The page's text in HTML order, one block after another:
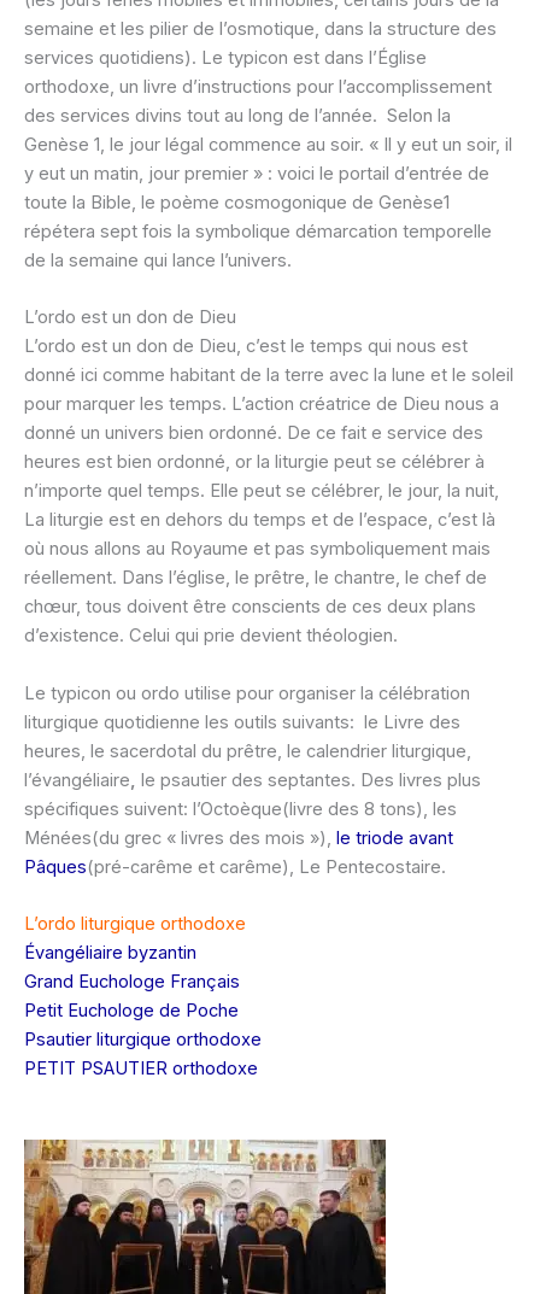
semaine et les pilier de l’osmotique, dans la structure des
services quotidiens). Le typicon est dans l’Église
orthodoxe, un livre d’instructions pour l’accomplissement
des services divins tout au long de l’année. Selon la
Genèse 1, le jour légal commence au soir. « Il y eut un soir, il
y eut un matin, jour premier » : voici le portail d’entrée de
toute la Bible, le poème cosmogonique de Genèse1
répétera sept fois la symbolique démarcation temporelle
de la semaine qui lance l’univers.
L’ordo est un don de Dieu
L’ordo est un don de Dieu, c’est le temps qui nous est
donné ici comme habitant de la terre avec la lune et le soleil
pour marquer les temps. L’action créatrice de Dieu nous a
donné un univers bien ordonné. De ce fait e service des
heures est bien ordonné, or la liturgie peut se célébrer à
n’importe quel temps. Elle peut se célébrer, le jour, la nuit,
La liturgie est en dehors du temps et de l’espace, c’est là
où nous allons au Royaume et pas symboliquement mais
réellement. Dans l’église, le prêtre, le chantre, le chef de
chœur, tous doivent être conscients de ces deux plans
d’existence. Celui qui prie devient théologien.
Le typicon ou ordo utilise pour organiser la célébration
liturgique quotidienne les outils suivants: le Livre des
heures, le sacerdotal du prêtre, le calendrier liturgique,
l’évangéliaire, le psautier des septantes. Des livres plus
spécifiques suivent: l’Octoèque(livre des 8 tons), les
Ménées(du grec « livres des mois »), le triode avant
Pâques(pré-carême et carême), Le Pentecostaire.
L’ordo liturgique orthodoxe
Évangéliaire byzantin
Grand Euchologe Français
Petit Euchologe de Poche
Psautier liturgique orthodoxe
PETIT PSAUTIER orthodoxe